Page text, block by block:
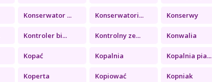
Konserwator ... Konserwatori... Konserwy
Kontroler bi... Kontrolny ze... Konwalia
Kopać Kopalnia Kopalnia pia...
Koperta Kopiować Kopniak